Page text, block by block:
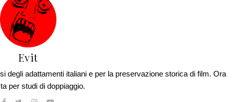
Evit
degli adattamenti italiani e per la preservazione storica di film. Ora
per studi di doppiaggio.